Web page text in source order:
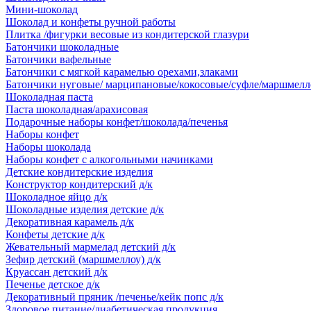
Мини-шоколад
Шоколад и конфеты ручной работы
Плитка /фигурки весовые из кондитерской глазури
Батончики шоколадные
Батончики вафельные
Батончики с мягкой карамелью орехами,злаками
Батончики нуговые/ марципановые/кокосовые/суфле/
Шоколадная паста
Паста шоколадная/арахисовая
Подарочные наборы конфет/шоколада/печенья
Наборы конфет
Наборы шоколада
Наборы конфет с алкогольными начинками
Детские кондитерские изделия
Конструктор кондитерский д/к
Шоколадное яйцо д/к
Шоколадные изделия детские д/к
Декоративная карамель д/к
Конфеты детские д/к
Жевательный мармелад детский д/к
Зефир детский (маршмеллоу) д/к
Круассан детский д/к
Печенье детское д/к
Декоративный пряник /печенье/кейк попс д/к